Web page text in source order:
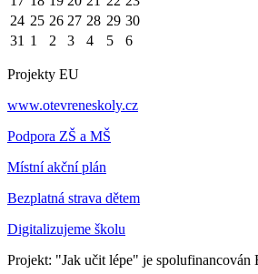
24 25 26 27 28 29 30
31 1 2 3 4 5 6
Projekty EU
www.otevreneskoly.cz
Podpora ZŠ a MŠ
Místní akční plán
Bezplatná strava dětem
Digitalizujeme školu
Projekt: "Jak učit lépe" je spolufinancován